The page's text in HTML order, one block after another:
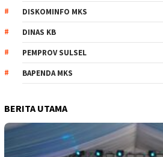
DISKOMINFO MKS
DINAS KB
PEMPROV SULSEL
BAPENDA MKS
BERITA UTAMA